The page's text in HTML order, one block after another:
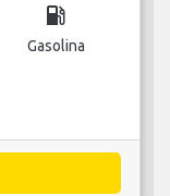
local_gas_station
Gasolina